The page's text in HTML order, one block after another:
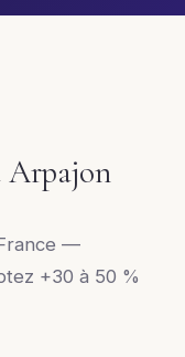
Arpajon
—
+30 à 50 %